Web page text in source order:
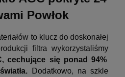
Powłok
to klucz do doskonałej
filtra wykorzystaliśmy
cechujące się ponad 94%
Dodatkowo, na szkle